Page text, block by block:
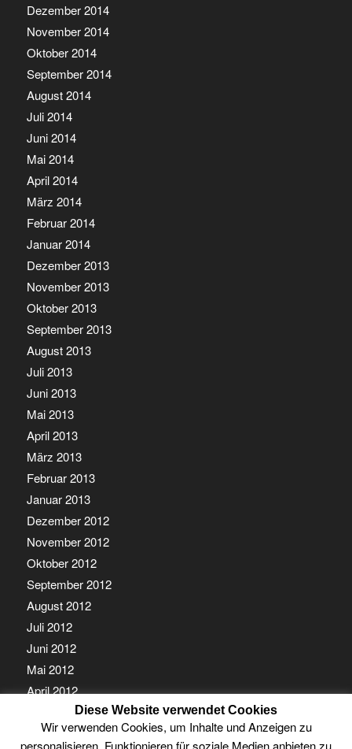
Dezember 2014
November 2014
Oktober 2014
September 2014
August 2014
Juli 2014
Juni 2014
Mai 2014
April 2014
März 2014
Februar 2014
Januar 2014
Dezember 2013
November 2013
Oktober 2013
September 2013
August 2013
Juli 2013
Juni 2013
Mai 2013
April 2013
März 2013
Februar 2013
Januar 2013
Dezember 2012
November 2012
Oktober 2012
September 2012
August 2012
Juli 2012
Juni 2012
Mai 2012
April 2012
März 2012
Februar 2012
Diese Website verwendet Cookies
Wir verwenden Cookies, um Inhalte und Anzeigen zu
personalisieren, Funktionieren für soziale Medien anbieten zu